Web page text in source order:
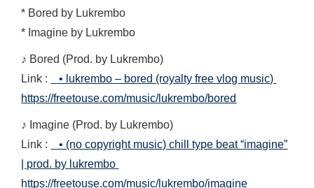
* Bored by Lukrembo
* Imagine by Lukrembo
♪ Bored (Prod. by Lukrembo)
Link :
• lukrembo – bored (royalty free vlog music)
https://freetouse.com/music/lukrembo/bored
♪ Imagine (Prod. by Lukrembo)
Link :
• (no copyright music) chill type beat “imagine”
| prod. by lukrembo
https://freetouse.com/music/lukrembo/imagine